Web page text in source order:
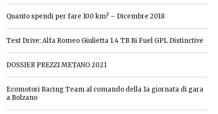
Quanto spendi per fare 100 km? – Dicembre 2018
Test Drive: Alfa Romeo Giulietta 1.4 TB Bi Fuel GPL Distinctive
DOSSIER PREZZI METANO 2021
Ecomotori Racing Team al comando della 1a giornata di gara
a Bolzano